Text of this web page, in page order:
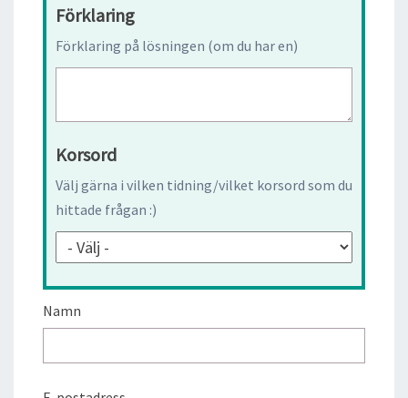
Förklaring
Förklaring på lösningen (om du har en)
Korsord
Välj gärna i vilken tidning/vilket korsord som du
hittade frågan :)
Namn